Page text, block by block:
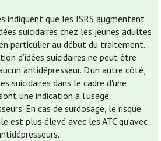
indiquent que les ISRS augmentent
suicidaires chez les jeunes adultes
particulier au début du traitement.
d’idées suicidaires ne peut être
antidépresseur. D’un autre côté,
suicidaires dans le cadre d'une
une indication à l'usage
En cas de surdosage, le risque
est plus élevé avec les ATC qu’avec